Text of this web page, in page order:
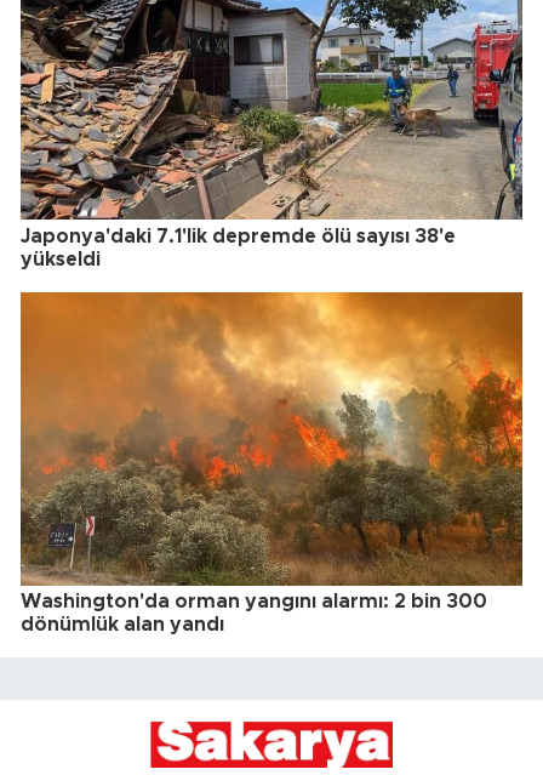
Japonya'daki 7.1'lik depremde ölü sayısı 38'e
yükseldi
Washington'da orman yangını alarmı: 2 bin 300
dönümlük alan yandı